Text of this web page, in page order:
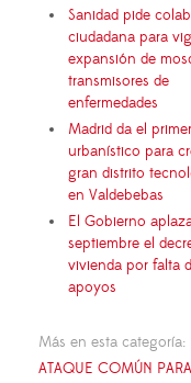
Sanidad pide
ciudadana para
expansión de
transmisores de
enfermedades
Madrid da el
urbanístico para
gran distrito
en Valdebebas
El Gobierno
septiembre el
vivienda por falta
apoyos
Más en esta categoría:
ATAQUE COMÚN